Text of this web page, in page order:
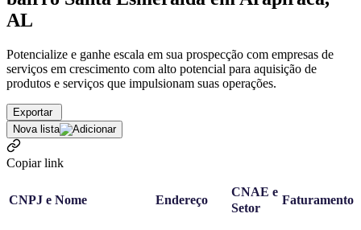
AL
Potencialize e ganhe escala em sua prospecção com empresas de
serviços em crescimento com alto potencial para aquisição de
produtos e serviços que impulsionam suas operações.
Exportar
Nova lista
Copiar link
CNPJ e Nome Endereço
CNAE e
Setor
Faturamento